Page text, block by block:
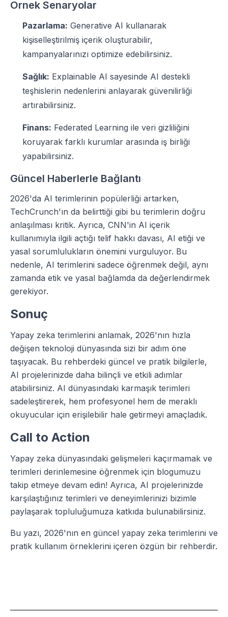
Örnek Senaryolar
Pazarlama: Generative AI kullanarak
kişiselleştirilmiş içerik oluşturabilir,
kampanyalarınızı optimize edebilirsiniz.
Sağlık: Explainable AI sayesinde AI destekli
teşhislerin nedenlerini anlayarak güvenilirliği
artırabilirsiniz.
Finans: Federated Learning ile veri gizliliğini
koruyarak farklı kurumlar arasında iş birliği
yapabilirsiniz.
Güncel Haberlerle Bağlantı
2026'da AI terimlerinin popülerliği artarken,
TechCrunch'ın da belirttiği gibi bu terimlerin doğru
anlaşılması kritik. Ayrıca, CNN'in AI içerik
kullanımıyla ilgili açtığı telif hakkı davası, AI etiği ve
yasal sorumlulukların önemini vurguluyor. Bu
nedenle, AI terimlerini sadece öğrenmek değil, aynı
zamanda etik ve yasal bağlamda da değerlendirmek
gerekiyor.
Sonuç
Yapay zeka terimlerini anlamak, 2026'nın hızla
değişen teknoloji dünyasında sizi bir adım öne
taşıyacak. Bu rehberdeki güncel ve pratik bilgilerle,
AI projelerinizde daha bilinçli ve etkili adımlar
atabilirsiniz. AI dünyasındaki karmaşık terimleri
sadeleştirerek, hem profesyonel hem de meraklı
okuyucular için erişilebilir hale getirmeyi amaçladık.
Call to Action
Yapay zeka dünyasındaki gelişmeleri kaçırmamak ve
terimleri derinlemesine öğrenmek için blogumuzu
takip etmeye devam edin! Ayrıca, AI projelerinizde
karşılaştığınız terimleri ve deneyimlerinizi bizimle
paylaşarak topluluğumuza katkıda bulunabilirsiniz.
Bu yazı, 2026'nın en güncel yapay zeka terimlerini ve
pratik kullanım örneklerini içeren özgün bir rehberdir.